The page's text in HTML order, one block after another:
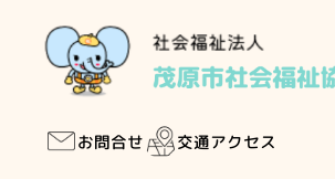
お問合せ 交通アクセス